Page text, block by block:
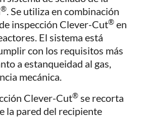
®. Se utiliza en combinación
inspección Clever-Cut® en
El sistema está
con los requisitos más
a estanqueidad al gas,
mecánica.
Clever-Cut® se recorta
la pared del recipiente